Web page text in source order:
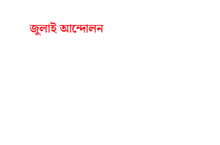
জুলাই আন্দোলন